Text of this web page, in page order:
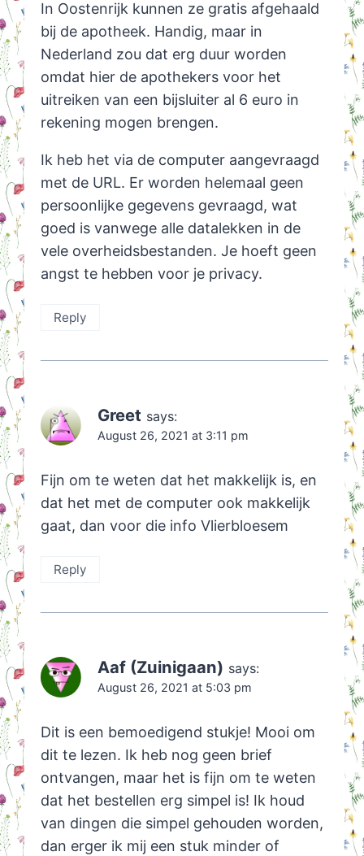
In Oostenrijk kunnen ze gratis afgehaald
bij de apotheek. Handig, maar in
Nederland zou dat erg duur worden
omdat hier de apothekers voor het
uitreiken van een bijsluiter al 6 euro in
rekening mogen brengen.
Ik heb het via de computer aangevraagd
met de URL. Er worden helemaal geen
persoonlijke gegevens gevraagd, wat
goed is vanwege alle datalekken in de
vele overheidsbestanden. Je hoeft geen
angst te hebben voor je privacy.
Reply
Greet says:
August 26, 2021 at 3:11 pm
Fijn om te weten dat het makkelijk is, en
dat het met de computer ook makkelijk
gaat, dan voor die info Vlierbloesem
Reply
Aaf (Zuinigaan) says:
August 26, 2021 at 5:03 pm
Dit is een bemoedigend stukje! Mooi om
dit te lezen. Ik heb nog geen brief
ontvangen, maar het is fijn om te weten
dat het bestellen erg simpel is! Ik houd
van dingen die simpel gehouden worden,
dan erger ik mij een stuk minder of